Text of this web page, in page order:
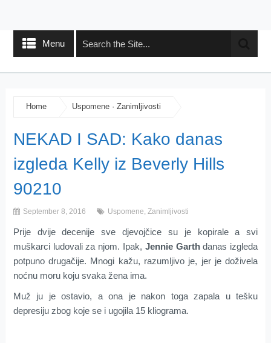
Menu
Home Uspomene· Zanimljivosti
NEKAD I SAD: Kako danas
izgleda Kelly iz Beverly Hills
90210
September 8, 2016 Uspomene, Zanimljivosti
Prije dvije decenije sve djevojčice su je kopirale a svi
muškarci ludovali za njom. Ipak, JennieGarthdanas izgleda
potpuno drugačije. Mnogi kažu, razumljivo je, jer je doživela
noćnu moru koju svaka žena ima.
Muž ju je ostavio, a ona je nakon toga zapala u tešku
depresiju zbog koje se i ugojila 15 kliograma.